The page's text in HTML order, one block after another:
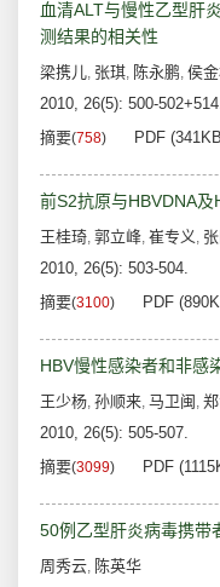
血清ALT与慢性乙型肝
测结果的相关性
梁携儿, 张琪, 陈永鹏, 侯
2010, 26(5): 500-
摘要(758) PDF
前S2抗原与HBVDNA
王桂琦, 郭立峰, 崔专义,
2010, 26(5): 503-504.
摘要(3100) PDF
HBV慢性感染者和非感
王少杨, 孙顺来, 马卫闽 ,
2010, 26(5): 505-507.
摘要(3099) PDF
50例乙型肝炎病毒携带
周秀云, 陈英华